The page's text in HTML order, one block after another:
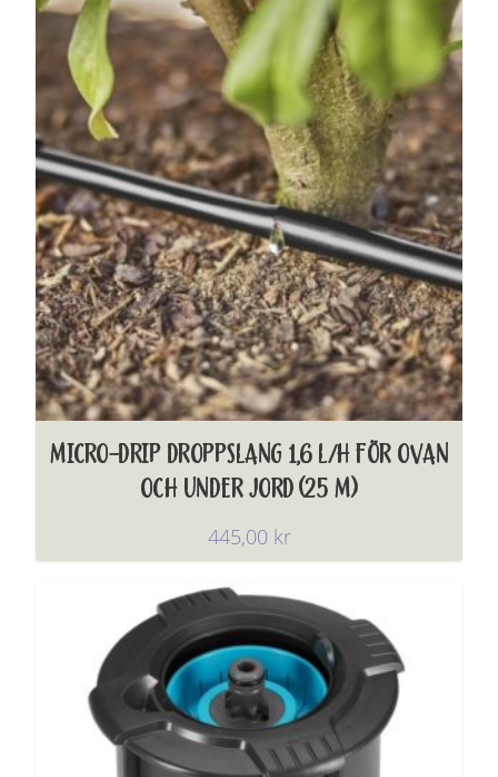
MICRO-DRIP DROPPSLANG 1,6 L/H FÖR OVAN
OCH UNDER JORD (25 M)
445,00 kr